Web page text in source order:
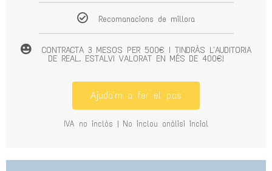
Recomanacions de millora
CONTRACTA 3 MESOS PER 500€ I TINDRÀS L'AUDITORIA
DE REAL. ESTALVI VALORAT EN MÉS DE 400€!
Ajuda'm a fer el pas
IVA no inclòs | No inclou anàlisi incial